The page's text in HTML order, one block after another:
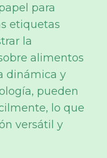
para
etiquetas
la
alimentos
dinámica y
pueden
lo que
versátil y